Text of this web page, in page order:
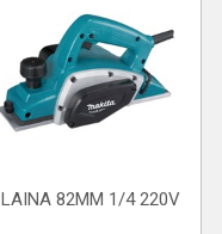
82MM 1/4 220V